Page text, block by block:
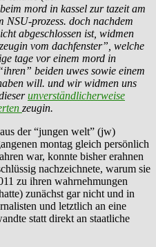
mord in kassel zur tazeit am
prozess. doch nachdem
abgeschlossen ist, widmen
vom dachfenster”, welche
tage vor einem mord in
beiden uwes sowie einem
will. und wir widmen uns
unverständlicherweise
zeugin.
der “jungen welt” (jw)
montag gleich persönlich
war, konnte bisher erahnen
nachzeichnete, warum sie
zu ihren wahrnehmungen
zunächst gar nicht und in
und letztlich an eine
statt direkt an staatliche